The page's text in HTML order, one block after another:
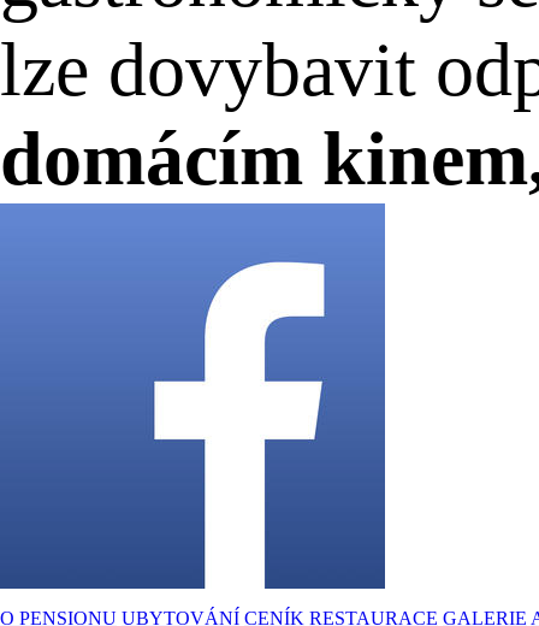
lze dovybavit
domácím
O PENSIONU UBYTOVÁNÍ CENÍK RESTAURACE GALERIE